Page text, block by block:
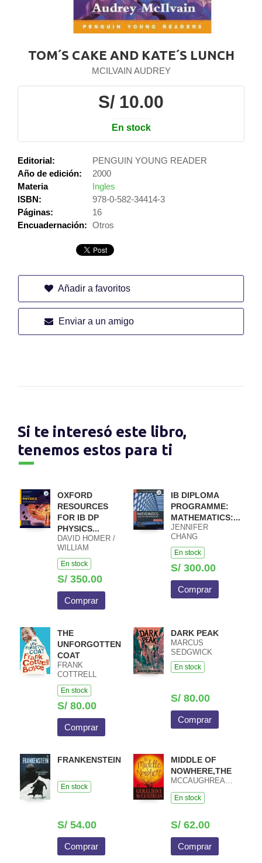
TOM´S CAKE AND KATE´S LUNCH
MCILVAIN AUDREY
S/ 10.00
En stock
Editorial:
PENGUIN YOUNG READER
Año de edición:
2000
Materia
Ingles
ISBN:
978-0-582-34414-3
Páginas:
16
Encuadernación: Otros
Añadir a favoritos
Enviar a un amigo
Si te interesó este libro,
tenemos estos para ti
OXFORD
RESOURCES
FOR IB DP
PHYSICS...
DAVID HOMER /
WILLIAM
HEATHCOTE /
MACIEJ PIETKA
En stock
S/ 350.00
Comprar
IB DIPLOMA
PROGRAMME:
MATHEMATICS:...
JENNIFER
CHANG
WATHALL JOSIP
HARCET
En stock
S/ 300.00
Comprar
THE
UNFORGOTTEN
COAT
FRANK
COTTRELL
BOYCE
En stock
S/ 80.00
Comprar
DARK PEAK
MARCUS
SEDGWICK
En stock
S/ 80.00
Comprar
FRANKENSTEIN
En stock
S/ 54.00
Comprar
MIDDLE OF
NOWHERE,THE
MCCAUGHREAN,GERALDINE
En stock
S/ 62.00
Comprar